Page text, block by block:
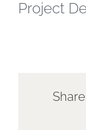
Project